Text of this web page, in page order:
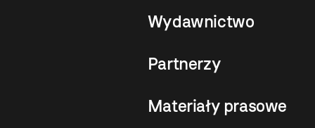
Wydawnictwo
Partnerzy
Materiały prasowe